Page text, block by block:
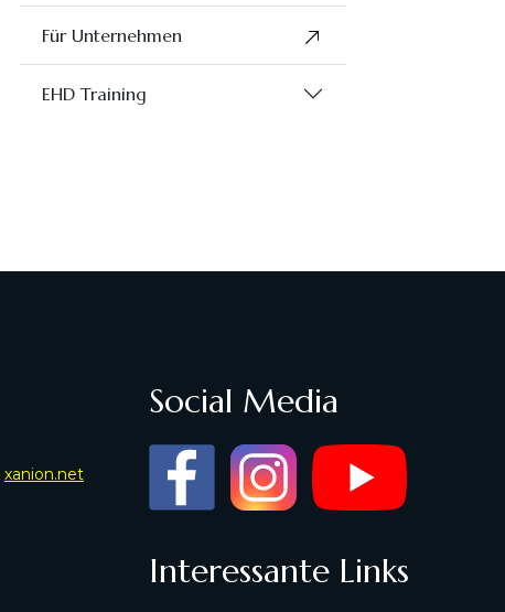
Für Unternehmen
EHD Training
xanion.net
Social Media
Interessante Links